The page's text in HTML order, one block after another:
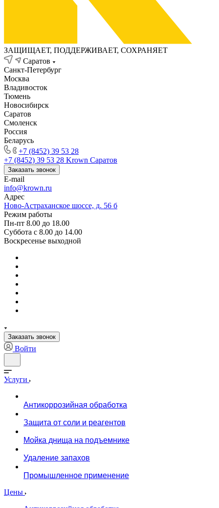
ЗАЩИЩАЕТ, ПОДДЕРЖИВАЕТ, СОХРАНЯЕТ
Саратов
Санкт-Петербург
Москва
Владивосток
Тюмень
Новосибирск
Саратов
Смоленск
Россия
Беларусь
+7 (8452) 39 53 28
+7 (8452) 39 53 28 Krown Саратов
Заказать звонок
E-mail
info@krown.ru
Адрес
Ново-Астраханское шоссе, д. 56 б
Режим работы
Пн-пт 8.00 до 18.00
Суббота с 8.00 до 14.00
Воскресенье выходной
Заказать звонок
Войти
Услуги
Антикоррозийная обработка
Защита от соли и реагентов
Мойка днища на подъемнике
Удаление запахов
Промышленное применение
Цены